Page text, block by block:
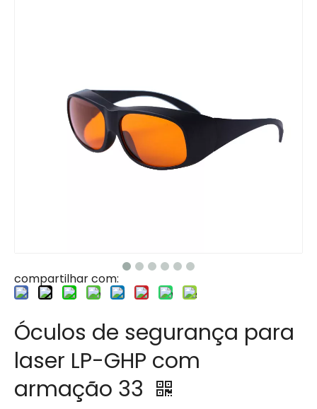
compartilhar com:
Óculos de segurança para
laser LP-GHP com
armação 33